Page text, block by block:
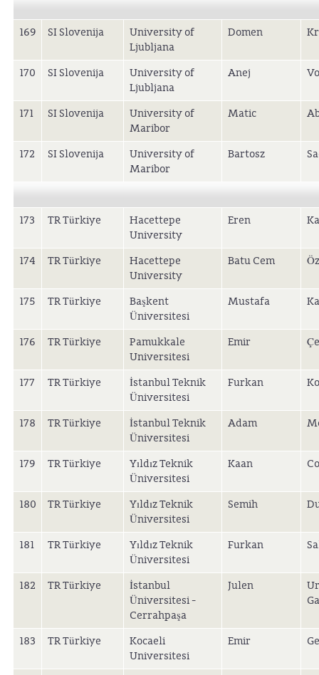
169 SI Slovenija
University of
Ljubljana
Domen
170 SI Slovenija
University of
Ljubljana
Anej
171 SI Slovenija
University of
Maribor
Matic
172 SI Slovenija
University of
Maribor
Bartosz
173 TR Türkiye
Hacettepe
University
Eren
174 TR Türkiye
Hacettepe
University
Batu Cem
175 TR Türkiye
Başkent
Üniversitesi
Mustafa
176 TR Türkiye
Pamukkale
Universitesi
Emir
177 TR Türkiye
İstanbul Teknik
Üniversitesi
Furkan
178 TR Türkiye
İstanbul Teknik
Üniversitesi
Adam
179 TR Türkiye
Yıldız Teknik
Üniversitesi
Kaan
180 TR Türkiye
Yıldız Teknik
Üniversitesi
Semih
181 TR Türkiye
Yıldız Teknik
Üniversitesi
Furkan
182 TR Türkiye
İstanbul
Üniversitesi -
Cerrahpaşa
Julen
183 TR Türkiye
Kocaeli
Universitesi
Emir